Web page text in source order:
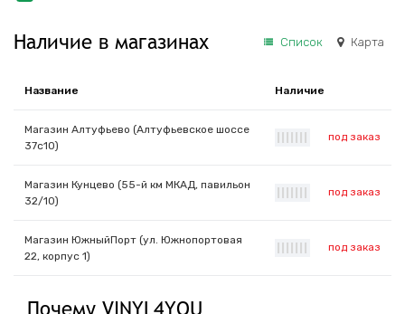
Наличие в магазинах Список Карта
Название Наличие
Магазин Алтуфьево (Алтуфьевское шоссе
37с10)
под заказ
Магазин Кунцево (55-й км МКАД, павильон
32/10)
под заказ
Магазин ЮжныйПорт (ул. Южнопортовая
22, корпус 1)
под заказ
Почему VINYL4YOU